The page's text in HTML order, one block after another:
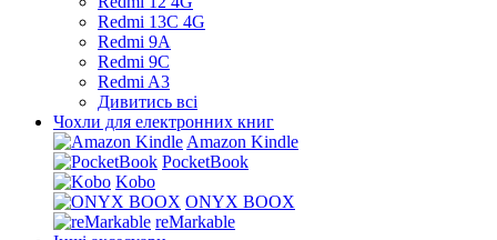
Redmi 13C 4G
Redmi 9A
Redmi 9C
Redmi A3
Дивитись всі
Чохли для електронних книг
Amazon Kindle
PocketBook
Kobo
ONYX BOOX
reMarkable